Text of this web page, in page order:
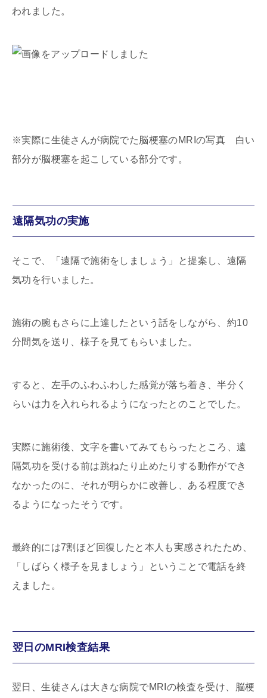
われました。
※実際に生徒さんが病院でた脳梗塞のMRIの写真 白い
部分が脳梗塞を起こしている部分です。
遠隔気功の実施
そこで、「遠隔で施術をしましょう」と提案し、遠隔
気功を行いました。
施術の腕もさらに上達したという話をしながら、約10
分間気を送り、様子を見てもらいました。
すると、左手のふわふわした感覚が落ち着き、半分く
らいは力を入れられるようになったとのことでした。
実際に施術後、文字を書いてみてもらったところ、遠
隔気功を受ける前は跳ねたり止めたりする動作ができ
なかったのに、それが明らかに改善し、ある程度でき
るようになったそうです。
最終的には7割ほど回復したと本人も実感されたため、
「しばらく様子を見ましょう」ということで電話を終
えました。
翌日のMRI検査結果
翌日、生徒さんは大きな病院でMRI の検査を受け、脳梗